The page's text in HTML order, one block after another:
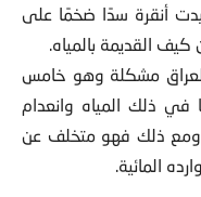
أنقرة سدًا ضخمًا على
القديمة بالمياه.
العراق مشكلة وهو خامس
في ذلك المياه وانعدام
، ومع ذلك فهو متخلف عن
المائية.